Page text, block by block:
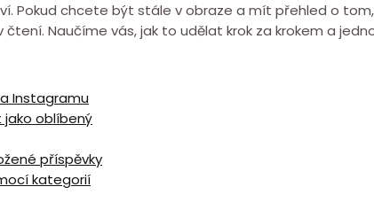
Pokud chcete být stále v obraze a mít přehled o
Naučíme vás, jak to udělat krok za krokem a
Instagramu
jako oblíbený
příspěvky
kategorií